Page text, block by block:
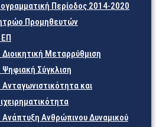
Περίοδος 2014-2020
Προμηθευτών
Διοικητική Μεταρρύθμιση
Ψηφιακή Σύγκλιση
Ανταγωνιστικότητα και
Ανάπτυξη Ανθρώπινου Δυναμικού